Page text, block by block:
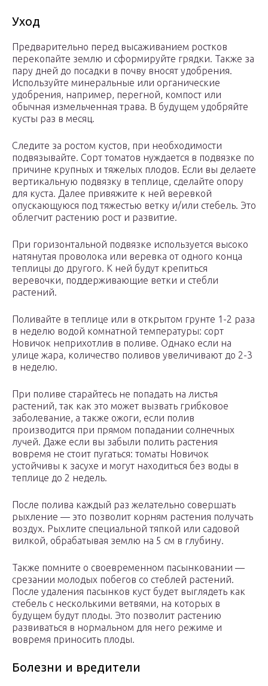
Уход
Предварительно перед высаживанием ростков
перекопайте землю и сформируйте грядки. Также за
пару дней до посадки в почву вносят удобрения.
Используйте минеральные или органические
удобрения, например, перегной, компост или
обычная измельченная трава. В будущем удобряйте
кусты раз в месяц.
Следите за ростом кустов, при необходимости
подвязывайте. Сорт томатов нуждается в подвязке по
причине крупных и тяжелых плодов. Если вы делаете
вертикальную подвязку в теплице, сделайте опору
для куста. Далее привяжите к ней веревкой
опускающуюся под тяжестью ветку и/или стебель. Это
облегчит растению рост и развитие.
При горизонтальной подвязке используется высоко
натянутая проволока или веревка от одного конца
теплицы до другого. К ней будут крепиться
веревочки, поддерживающие ветки и стебли
растений.
Поливайте в теплице или в открытом грунте 1-2 раза
в неделю водой комнатной температуры: сорт
Новичок неприхотлив в поливе. Однако если на
улице жара, количество поливов увеличивают до 2-3
в неделю.
При поливе старайтесь не попадать на листья
растений, так как это может вызвать грибковое
заболевание, а также ожоги, если полив
производится при прямом попадании солнечных
лучей. Даже если вы забыли полить растения
вовремя не стоит пугаться: томаты Новичок
устойчивы к засухе и могут находиться без воды в
теплице до 2 недель.
После полива каждый раз желательно совершать
рыхление — это позволит корням растения получать
воздух. Рыхлите специальной тяпкой или садовой
вилкой, обрабатывая землю на 5 см в глубину.
Также помните о своевременном пасынковании —
срезании молодых побегов со стеблей растений.
После удаления пасынков куст будет выглядеть как
стебель с несколькими ветвями, на которых в
будущем будут плоды. Это позволит растению
развиваться в нормальном для него режиме и
вовремя приносить плоды.
Болезни и вредители